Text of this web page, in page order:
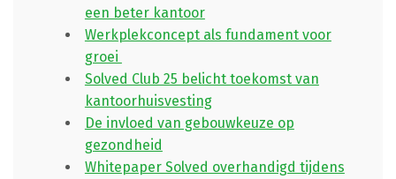
een beter kantoor
Werkplekconcept als fundament voor
groei
Solved Club 25 belicht toekomst van
kantoorhuisvesting
De invloed van gebouwkeuze op
gezondheid
Whitepaper Solved overhandigd tijdens